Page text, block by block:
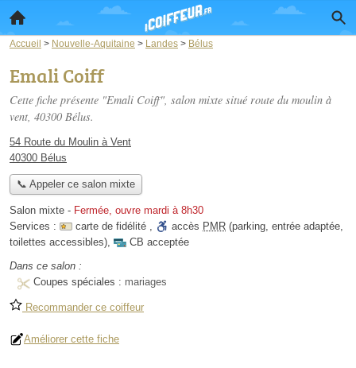
Accueil > Nouvelle-Aquitaine > Landes > Bélus
Emali Coiff
Cette fiche présente "Emali Coiff", salon mixte situé route du moulin à
vent, 40300 Bélus.
54 Route du Moulin à Vent
40300 Bélus
📞 Appeler ce salon mixte
Salon mixte - Fermée, ouvre mardi à 8h30
Services :
carte de fidélité , accès PMR (parking, entrée adaptée,
toilettes accessibles),
CB acceptée
Dans ce salon :
Coupes spéciales : mariages
Recommander ce coiffeur
Améliorer cette fiche